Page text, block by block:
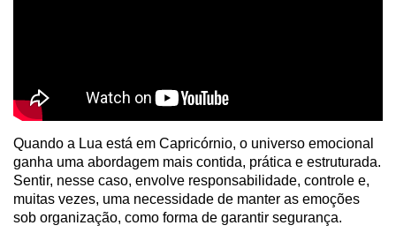
Quando a Lua está em Capricórnio, o universo emocional
ganha uma abordagem mais contida, prática e estruturada.
Sentir, nesse caso, envolve responsabilidade, controle e,
muitas vezes, uma necessidade de manter as emoções
sob organização, como forma de garantir segurança.